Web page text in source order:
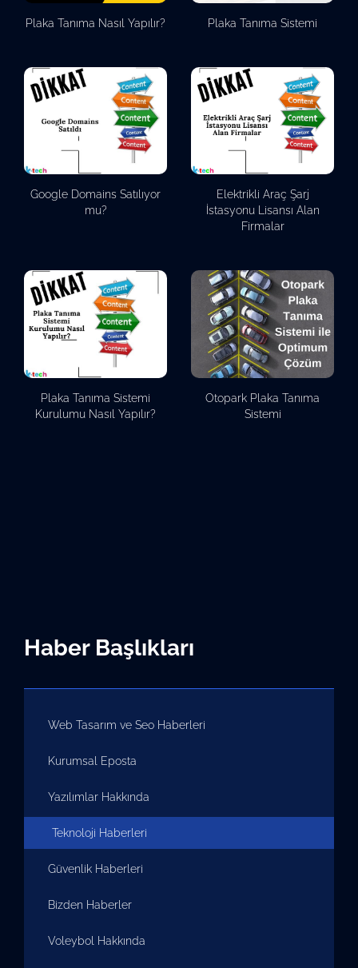
Plaka Tanıma Nasıl Yapılır? Plaka Tanıma Sistemi
Google Domains Satılıyor
mu?
Elektrikli Araç Şarj
İstasyonu Lisansı Alan
Firmalar
Plaka Tanıma Sistemi
Kurulumu Nasıl Yapılır?
Otopark Plaka Tanıma
Sistemi
Haber Başlıkları
Web Tasarım ve Seo Haberleri
Kurumsal Eposta
Yazılımlar Hakkında
Teknoloji Haberleri
Güvenlik Haberleri
Bizden Haberler
Voleybol Hakkında